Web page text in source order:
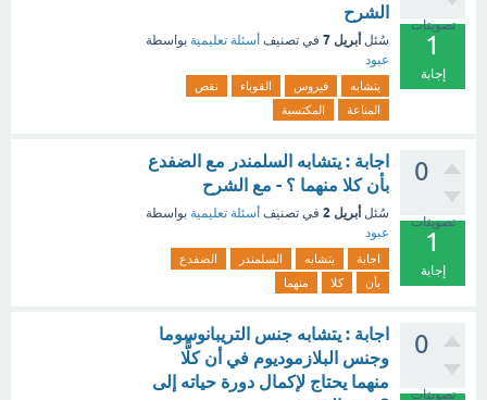
تصويتات
1
إجابة
الشرح
سُئل أبريل 7 في تصنيف أسئلة تعليمية بواسطة
عبود
يتشابه فيروس القوباء
نقص
المناعة
المكتسبة
0
تصويتات
1
إجابة
اجابة : يتشابه السلمندر مع الضفدع
بأن كلا منهما ؟ - مع الشرح
سُئل أبريل 2 في تصنيف أسئلة تعليمية بواسطة
عبود
اجابة يتشابه السلمندر
الضفدع
بأن
كلا منهما
0
تصويتات
اجابة : يتشابه جنس التريبانوسوما
وجنس البلازموديوم في أن كلًّا
منهما يحتاج لإكمال دورة حياته إلى